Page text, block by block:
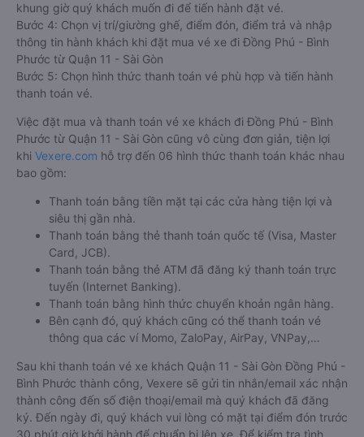
khung giờ quý khách muốn đi để tiến hành đặt vé.
Bước 4: Chọn vị trí/giường ghế, điểm đón, điểm trả và nhập
thông tin hành khách khi đặt mua vé xe đi Đồng Phú - Bình
Phước từ Quận 11 - Sài Gòn
Bước 5: Chọn hình thức thanh toán vé phù hợp và tiến hành
thanh toán vé.
Việc đặt mua và thanh toán vé xe khách đi Đồng Phú - Bình
Phước từ Quận 11 - Sài Gòn cũng vô cùng đơn giản, tiện lợi
khi Vexere.com hỗ trợ đến 06 hình thức thanh toán khác nhau
bao gồm:
Thanh toán bằng tiền mặt tại các cửa hàng tiện lợi và
siêu thị gần nhà.
Thanh toán bằng thẻ thanh toán quốc tế (Visa, Master
Card, JCB).
Thanh toán bằng thẻ ATM đã đăng ký thanh toán trực
tuyến (Internet Banking).
Thanh toán bằng hình thức chuyển khoản ngân hàng.
Bên cạnh đó, quý khách cũng có thể thanh toán vé
thông qua các ví Momo, ZaloPay, AirPay, VNPay,…
Sau khi thanh toán vé xe khách Quận 11 - Sài Gòn Đồng Phú -
Bình Phước thành công, Vexere sẽ gửi tin nhắn/email xác nhận
thành công đến số điện thoại/email mà quý khách đã đăng
ký. Đến ngày đi, quý khách vui lòng có mặt tại điểm đón trước
30 phút giờ khởi hành để chuẩn bị lên xe. Để kiểm tra tình